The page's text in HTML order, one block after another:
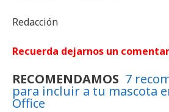
Redacción
Recuerda dejarnos un
RECOMENDAMOS 7
para incluir a tu mascota
Office